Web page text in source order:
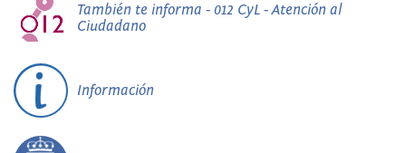
También te informa - 012 CyL - Atención al
Ciudadano
Información